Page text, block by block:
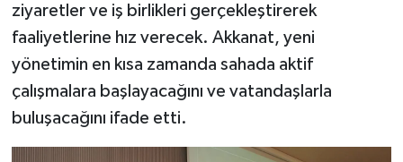
ziyaretler ve iş birlikleri gerçekleştirerek
faaliyetlerine hız verecek. Akkanat, yeni
yönetimin en kısa zamanda sahada aktif
çalışmalara başlayacağını ve vatandaşlarla
buluşacağını ifade etti.